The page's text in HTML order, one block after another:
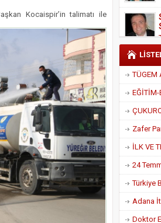
Kocaispir’in talimatı ile
Adana